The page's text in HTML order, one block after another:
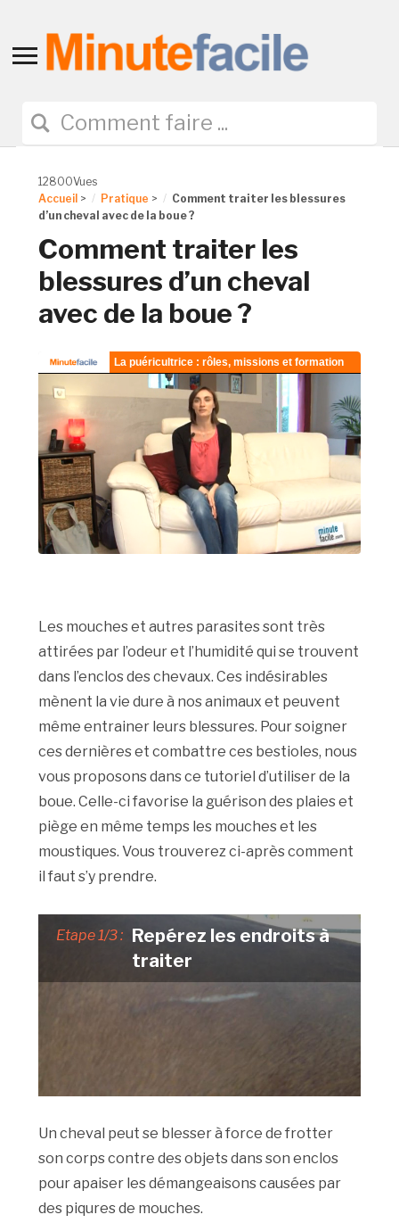
Toggle
navigation
12800Vues
Accueil > Pratique >
Comment traiter les blessures
d’un cheval avec de la boue ?
Comment traiter les
blessures d’un cheval
avec de la boue ?
Les mouches et autres parasites sont très
attirées par l’odeur et l’humidité qui se trouvent
dans l’enclos des chevaux. Ces indésirables
mènent la vie dure à nos animaux et peuvent
même entrainer leurs blessures. Pour soigner
ces dernières et combattre ces bestioles, nous
vous proposons dans ce tutoriel d’utiliser de la
boue. Celle-ci favorise la guérison des plaies et
piège en même temps les mouches et les
moustiques. Vous trouverez ci-après comment
il faut s’y prendre.
Etape 1/3 : Repérez les endroits à
traiter
Un cheval peut se blesser à force de frotter
son corps contre des objets dans son enclos
pour apaiser les démangeaisons causées par
des piqures de mouches.